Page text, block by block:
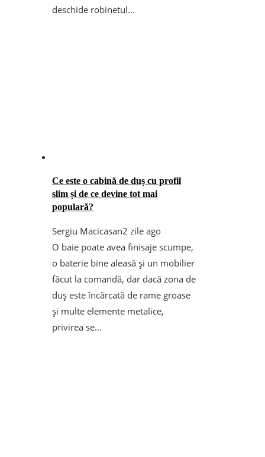
deschide robinetul...
Ce este o cabină de duș cu profil
slim și de ce devine tot mai
populară?
Sergiu Macicasan2 zile ago
O baie poate avea finisaje scumpe,
o baterie bine aleasă și un mobilier
făcut la comandă, dar dacă zona de
duș este încărcată de rame groase
și multe elemente metalice,
privirea se...